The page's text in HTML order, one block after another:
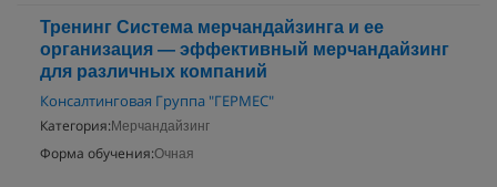
Тренинг Система мерчандайзинга и ее
организация — эффективный мерчандайзинг
для различных компаний
Консалтинговая Группа "ГЕРМЕС"
Категория: Мерчандайзинг
Форма обучения:Очная